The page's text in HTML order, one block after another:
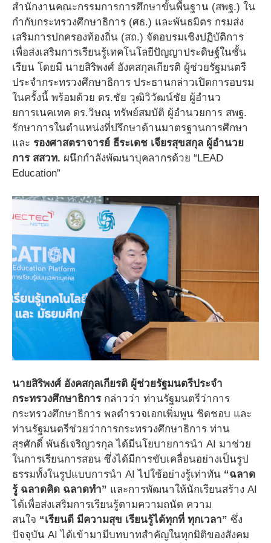
สำนักงานคณะกรรมการการศึกษาขั้นพื้นฐาน (สพฐ.) ใน
กำกับกระทรวงศึกษาธิการ (ศธ.) และพันธมิตร กรมส่ง
เสริมการปกครองท้องถิ่น (สถ.) จัดอบรมเชิงปฏิบัติการ
เพื่อส่งเสริมการเรียนรู้เทคโนโลยีปัญญาประดิษฐ์ในชั้น
เรียน โดยมี นายสิริพงศ์ อังคสกุลเกียรติ ผู้ช่วยรัฐมนตรี
ประจำกระทรวงศึกษาธิการ ประธานกล่าวเปิดการอบรม
ในครั้งนี้ พร้อมด้วย ดร.ชัย วุฒิวิวัฒน์ชัย ผู้อำนว
ยการเนคเทค ดร.วิษณุ ทรัพย์สมบัติ ผู้อำนวยการ สพฐ.
รักษาการในตำแหน่งที่ปรึกษาด้านมาตรฐานการศึกษา
และ รองศาสตราจารย์ ธีระเดช เจียรสุขสกุล ผู้อำนวย
การ สสวท. ผนึกกำลังพัฒนาบุคลากรด้วย “LEAD
Education”
นายสิริพงศ์ อังคสกุลเกียรติ ผู้ช่วยรัฐมนตรีประจำ
กระทรวงศึกษาธิการ กล่าวว่า ท่านรัฐมนตรีว่าการ
กระทรวงศึกษาธิการ พลตำรวจเอกเพิ่มพูน ชิดชอบ และ
ท่านรัฐมนตรีช่วยว่าการกระทรวงศึกษาธิการ ท่าน
สุรศักดิ์ พันธ์เจริญวรกุล ได้มีนโยบายการนำ AI มาช่วย
ในการเรียนการสอน ซึ่งได้มีการขับเคลื่อนอย่างเป็นรูป
ธรรมทั้งในรูปแบบการนำ AI ไปใช้อย่างรู้เท่าทัน “ฉลาด
รู้ ฉลาดคิด ฉลาดทำ” และการพัฒนาให้นักเรียนสร้าง AI
ได้เพื่อส่งเสริมการเรียนรู้ตามความถนัด ความ
สนใจ “เรียนดี มีความสุข เรียนรู้ได้ทุกที่ ทุกเวลา” ซึ่ง
ปัจจุบัน AI ได้เข้ามามีบทบาทสำคัญในทุกมิติของสังคม